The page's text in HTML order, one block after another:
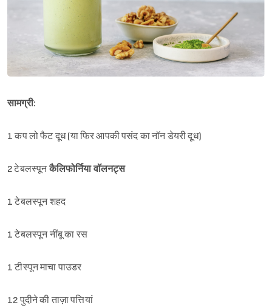
सामग्री:
1 कप लो फैट दूध (या फिर आपकी पसंद का नॉन डेयरी दूध)
2 टेबलस्पूनकैलिफोर्निया वॉलनट्स
1 टेबलस्पून शहद
1 टेबलस्पून नींबू का रस
1 टीस्पून माचा पाउडर
12 पुदीने की ताज़ा पत्तियां